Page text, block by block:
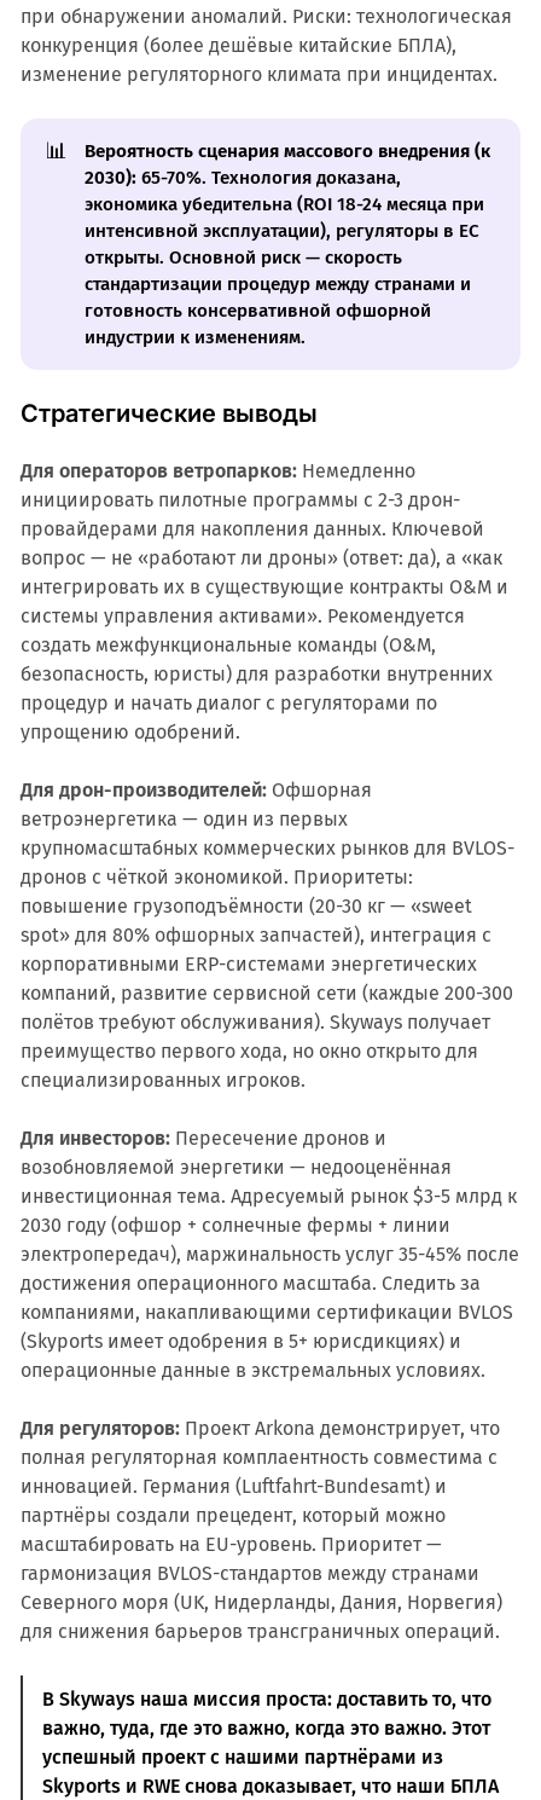
при обнаружении аномалий. Риски: технологическая
конкуренция (более дешёвые китайские БПЛА),
изменение регуляторного климата при инцидентах.
📊
Вероятность сценария массового внедрения (к
2030): 65-70%. Технология доказана,
экономика убедительна (ROI 18-24 месяца при
интенсивной эксплуатации), регуляторы в ЕС
открыты. Основной риск — скорость
стандартизации процедур между странами и
готовность консервативной офшорной
индустрии к изменениям.
Стратегические выводы
Для операторов ветропарков:Немедленно
инициировать пилотные программы с 2-3 дрон-
провайдерами для накопления данных. Ключевой
вопрос — не «работают ли дроны» (ответ: да), а «как
интегрировать их в существующие контракты O&M и
системы управления активами». Рекомендуется
создать межфункциональные команды (O&M,
безопасность, юристы) для разработки внутренних
процедур и начать диалог с регуляторами по
упрощению одобрений.
Для дрон-производителей:Офшорная
ветроэнергетика — один из первых
крупномасштабных коммерческих рынков для BVLOS-
дронов с чёткой экономикой. Приоритеты:
повышение грузоподъёмности (20-30 кг — «sweet
spot» для 80% офшорных запчастей), интеграция с
корпоративными ERP-системами энергетических
компаний, развитие сервисной сети (каждые 200-300
полётов требуют обслуживания). Skyways получает
преимущество первого хода, но окно открыто для
специализированных игроков.
Для инвесторов:Пересечение дронов и
возобновляемой энергетики — недооценённая
инвестиционная тема. Адресуемый рынок $3-5 млрд к
2030 году (офшор + солнечные фермы + линии
электропередач), маржинальность услуг 35-45% после
достижения операционного масштаба. Следить за
компаниями, накапливающими сертификации BVLOS
(Skyports имеет одобрения в 5+ юрисдикциях) и
операционные данные в экстремальных условиях.
Для регуляторов:Проект Arkona демонстрирует, что
полная регуляторная комплаентность совместима с
инновацией. Германия (Luftfahrt-Bundesamt) и
партнёры создали прецедент, который можно
масштабировать на EU-уровень. Приоритет —
гармонизация BVLOS-стандартов между странами
Северного моря (UK, Нидерланды, Дания, Норвегия)
для снижения барьеров трансграничных операций.
В Skyways наша миссия проста: доставить то, что
важно, туда, где это важно, когда это важно. Этот
успешный проект с нашими партнёрами из
Skyports и RWE снова доказывает, что наши БПЛА